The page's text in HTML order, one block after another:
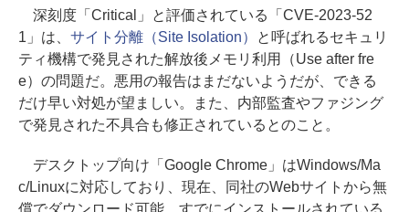
深刻度「Critical」と評価されている「CVE-2023-52
1」は、 サイト分離（Site Isolation）
と呼ばれるセキュリ
ティ機構で発見された解放後メモリ利用（Use after fre
e）の問題だ。悪用の報告はまだないようだが、できる
だけ早い対処が望ましい。また、内部監査やファジング
で発見された不具合も修正されているとのこと。
デスクトップ向け「Google Chrome」はWindows/Ma
c/Linuxに対応しており、現在、同社のWebサイトから無
償でダウンロード可能。すでにインストールされている